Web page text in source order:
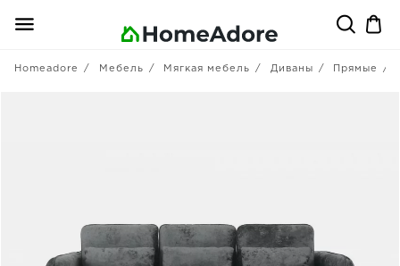
Homeadore Мебель Мягкая мебель Диваны Прямые